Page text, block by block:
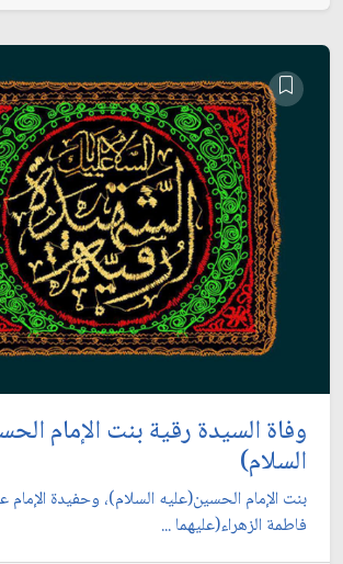
وفاة السيدة رقية بنت الإمام
السلام)
بنت الإمام الحسين(عليه السلام)، وحفيدة الإمام
فاطمة الزهراء(عليهما ...